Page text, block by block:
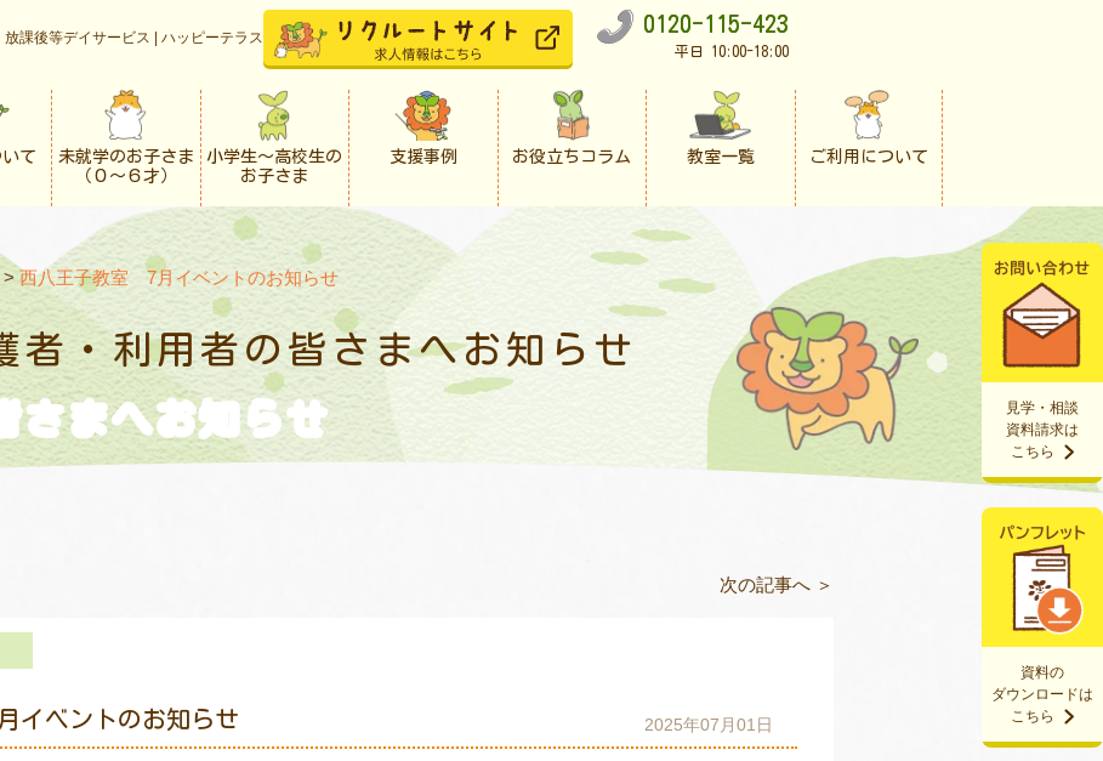
放課後等デイサービス | ハッピーテラス
0120-115-423
平日 10:00-18:00
て
未就学のお子さま
（０〜６才）
小学生〜高校生の
お子さま
支援事例 お役立ちコラム 教室一覧 ご利用について
資料の
ダウンロードは
こちら
見学・相談
資料請求は
こちら
> 西八王子教室 7月イベントのお知らせ
者・利用者の 皆さまへお知らせ
さまへお知らせ
次の記事へ ＞
イベントのお知らせ 2025年07月01日